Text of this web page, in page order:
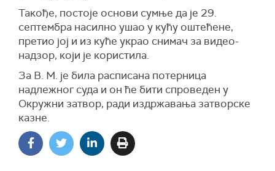
Такође, постоје основи сумње да је 29.
септембра насилно ушао у кућу оштећене,
претио јој и из куће украо снимач за видео-
надзор, који је користила.
За В. М. је била расписана потерница
надлежног суда и он ће бити спроведен у
Окружни затвор, ради издржавања затворске
казне.